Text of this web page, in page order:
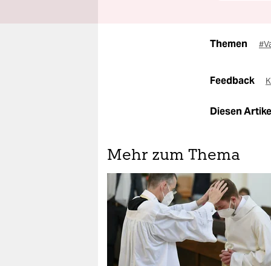
Themen
Feedback
Diesen
Mehr zum Thema